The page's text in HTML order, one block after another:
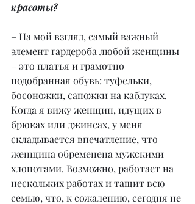
красоты?
– На мой взгляд, самый важный
элемент гардероба любой женщины
– это платья и грамотно
подобранная обувь: туфельки,
босоножки, сапожки на каблуках.
Когда я вижу женщин, идущих в
брюках или джинсах, у меня
складывается впечатление, что
женщина обременена мужскими
хлопотами. Возможно, работает на
нескольких работах и тащит всю
семью, что, к сожалению, сегодня не